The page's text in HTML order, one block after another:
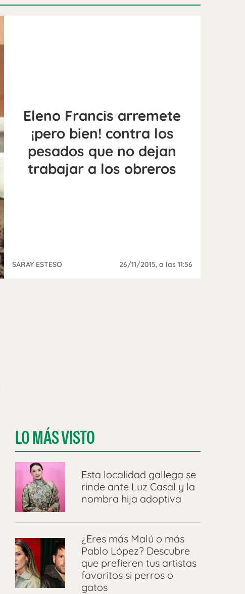
Eleno Francis arremete
¡pero bien! contra los
pesados que no dejan
trabajar a los obreros
SARAY ESTESO 26/11/2015, a las 11:56
LO MÁS VISTO
Esta localidad gallega se
rinde ante Luz Casal y la
nombra hija adoptiva
¿Eres más Malú o más
Pablo López? Descubre
que prefieren tus artistas
favoritos si perros o
gatos